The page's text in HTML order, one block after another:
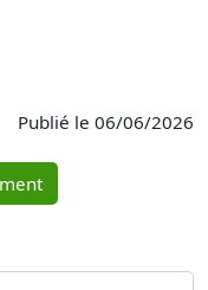
Publié le 06/06/2026